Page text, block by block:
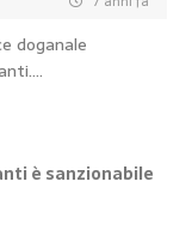
doganale
è sanzionabile